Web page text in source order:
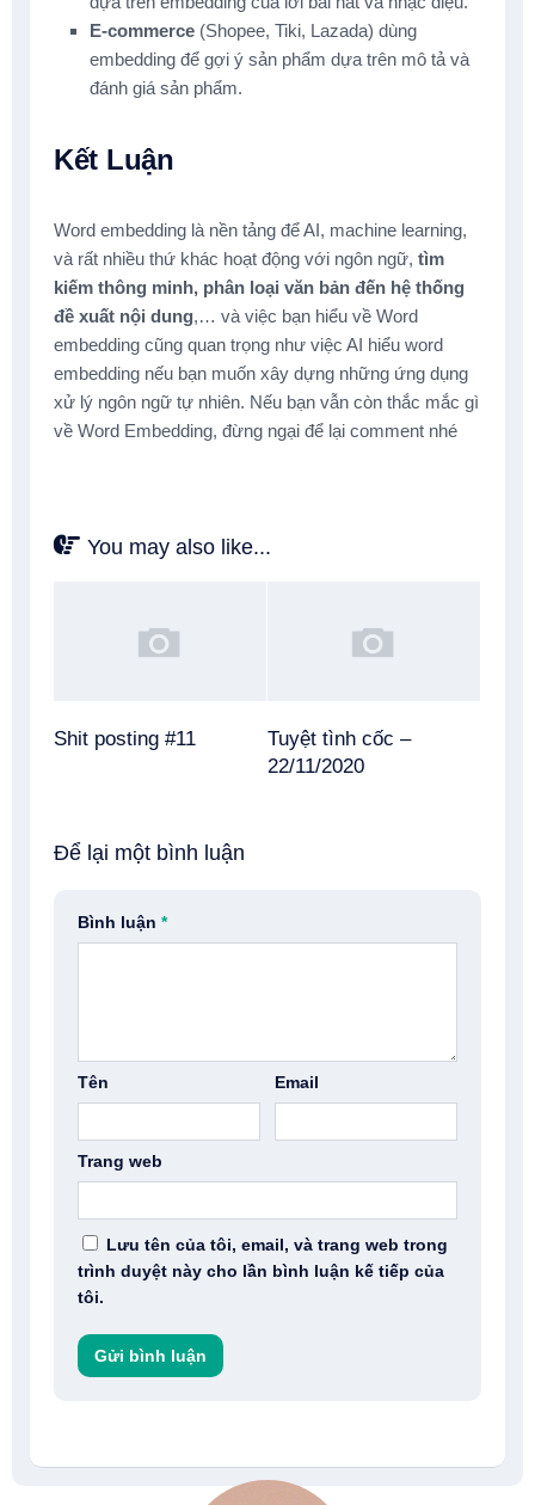
E-commerce (Shopee, Tiki, Lazada) dùng
embedding để gợi ý sản phẩm dựa trên mô tả và
đánh giá sản phẩm.
Kết Luận
Word embedding là nền tảng để AI, machine learning,
và rất nhiều thứ khác hoạt động với ngôn ngữ, tìm
kiếm thông minh, phân loại văn bản đến hệ thống
đề xuất nội dung,… và việc bạn hiểu về Word
embedding cũng quan trọng như việc AI hiểu word
embedding nếu bạn muốn xây dựng những ứng dụng
xử lý ngôn ngữ tự nhiên. Nếu bạn vẫn còn thắc mắc gì
về Word Embedding, đừng ngại để lại comment nhé
You may also like...
Shit posting #11
Tuyệt tình cốc –
22/11/2020
Để lại một bình luận
Bình luận *
Tên Email
Trang web
Lưu tên của tôi, email, và trang web trong
trình duyệt này cho lần bình luận kế tiếp của
tôi.